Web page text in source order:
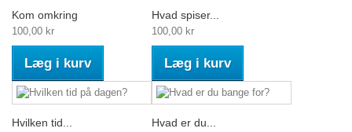
Kom omkring
100,00 kr
Læg i kurv
Hvad spiser...
100,00 kr
Læg i kurv
Hvilken tid... Hvad er du...